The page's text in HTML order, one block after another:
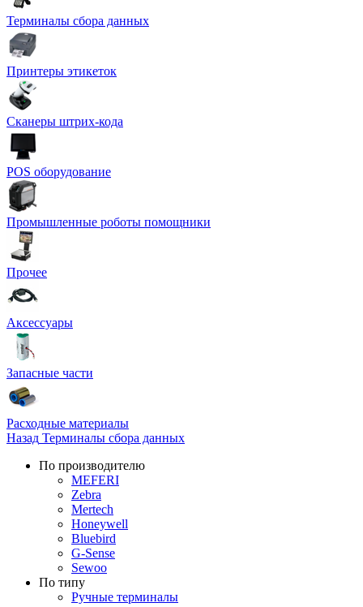
Терминалы сбора данных
Принтеры этикеток
Сканеры штрих-кода
POS оборудование
Промышленные роботы помощники
Прочее
Аксессуары
Запасные части
Расходные материалы
Назад Терминалы сбора данных
По производителю
MEFERI
Zebra
Mertech
Honeywell
Bluebird
G-Sense
Sewoo
По типу
Ручные терминалы